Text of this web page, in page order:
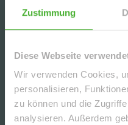
Zustimmung
Diese Webseite
Wir verwenden Cookies,
personalisieren,
zu können und die
analysieren. Außerdem
TG-STELLPL.
CHARMANTE
IN BELIEBTER
KULKWITZER